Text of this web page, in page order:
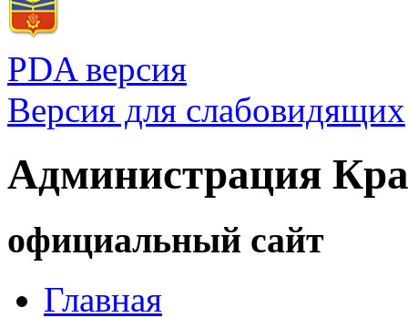
PDA версия
Версия для слабовидящих
Администрация
официальный сайт
Главная